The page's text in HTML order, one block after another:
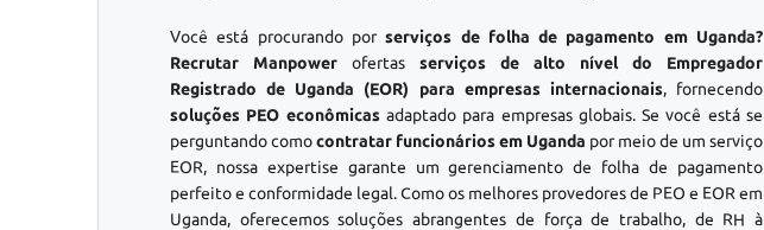
Você está procurando porserviços de folha de pagamento em Uganda?
Recrutar Manpower ofertas serviços de alto nível do Empregador
Registrado de Uganda (EOR) para empresas internacionais, fornecendo
soluções PEO econômicasadaptado para empresas globais. Se você está se
perguntando comocontratar funcionários em Uganda por meio de um serviço
EOR, nossa expertise garante um gerenciamento de folha de pagamento
perfeito e conformidade legal. Como os melhores provedores de PEO e EOR em
Uganda, oferecemos soluções abrangentes de força de trabalho, de RH à